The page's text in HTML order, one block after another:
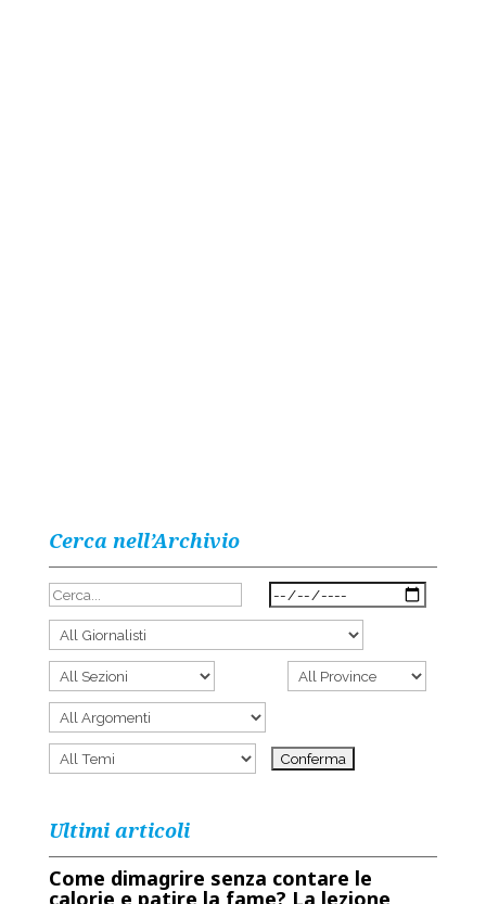
Cerca nell’Archivio
Ultimi articoli
Come dimagrire senza contare le
calorie e patire la fame? La lezione